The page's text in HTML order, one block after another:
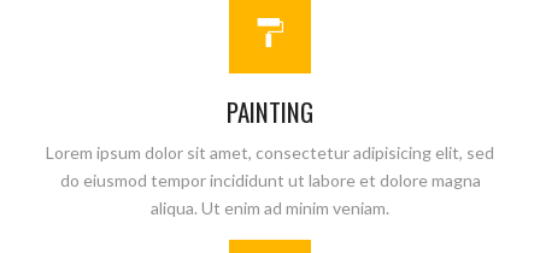
PAINTING
Lorem ipsum dolor sit amet, consectetur adipisicing elit, sed
do eiusmod tempor incididunt ut labore et dolore magna
aliqua. Ut enim ad minim veniam.